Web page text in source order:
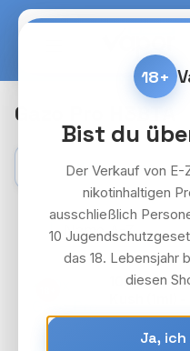
Zum Hauptinhalt springen
Gazo Pro H3BTA
Kategorien
10x Gazo
18+
Bist du
Der Verkauf von
nikotinhaltigen
ausschließlich
10
das 18. Lebensjahr
diesen
Ja, ich